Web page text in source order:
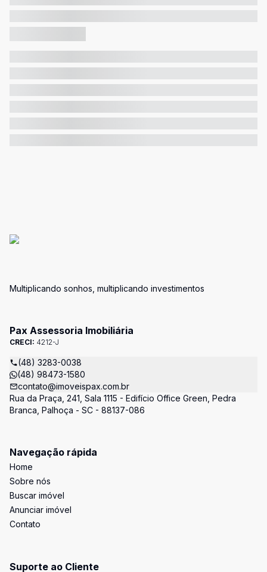
Multiplicando sonhos, multiplicando investimentos
Pax Assessoria Imobiliária
CRECI: 4212-J
(48) 3283-0038
(48) 98473-1580
contato@imoveispax.com.br
Rua da Praça, 241, Sala 1115 - Edifício Office Green, Pedra
Branca, Palhoça - SC - 88137-086
Navegação rápida
Home
Sobre nós
Buscar imóvel
Anunciar imóvel
Contato
Suporte ao Cliente